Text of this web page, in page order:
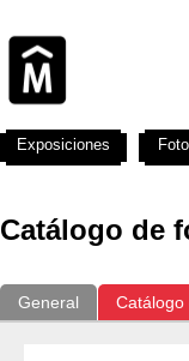
Catálogo de
General
Exposiciones